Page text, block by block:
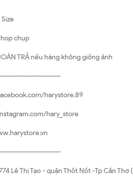
chụp
TRẢ nếu hàng không giống ảnh
harystore.89
hary_store
Lê Thị Tạo - quận Thốt Nốt -Tp Cần